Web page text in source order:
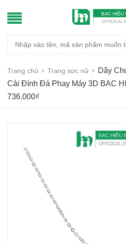
Trang chủ Trang sức nữ
Dây
Cái Đính Đá Phay Máy 3D BẠC
736.000₫